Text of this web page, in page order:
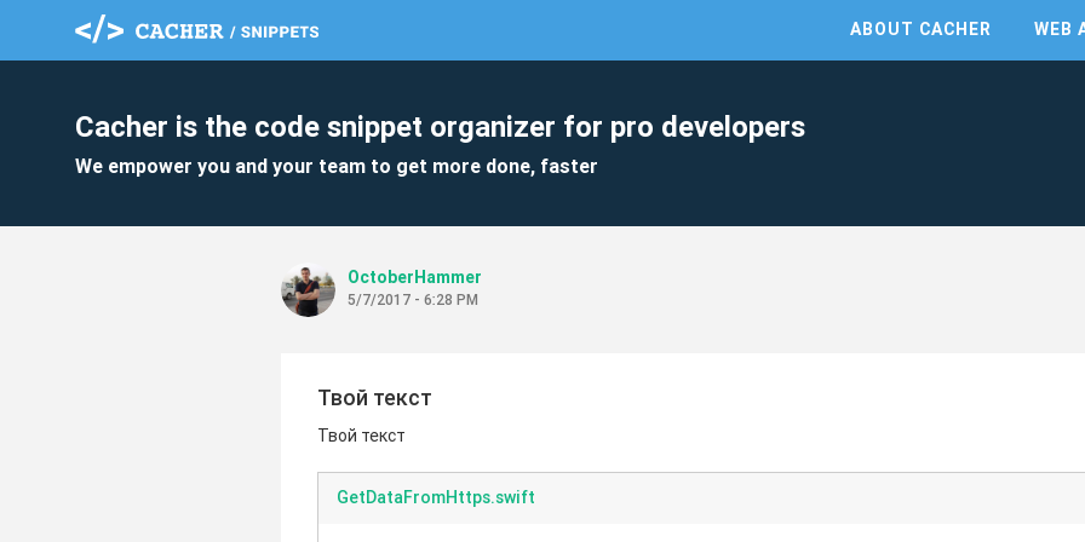
ABOUT CACHER WEB
Cacher is the code snippet organizer for pro developers
We empower you and your team to get more done, faster
OctoberHammer
5/7/2017 - 6:28 PM
Твой текст
Твой текст
GetDataFromHttps.swift